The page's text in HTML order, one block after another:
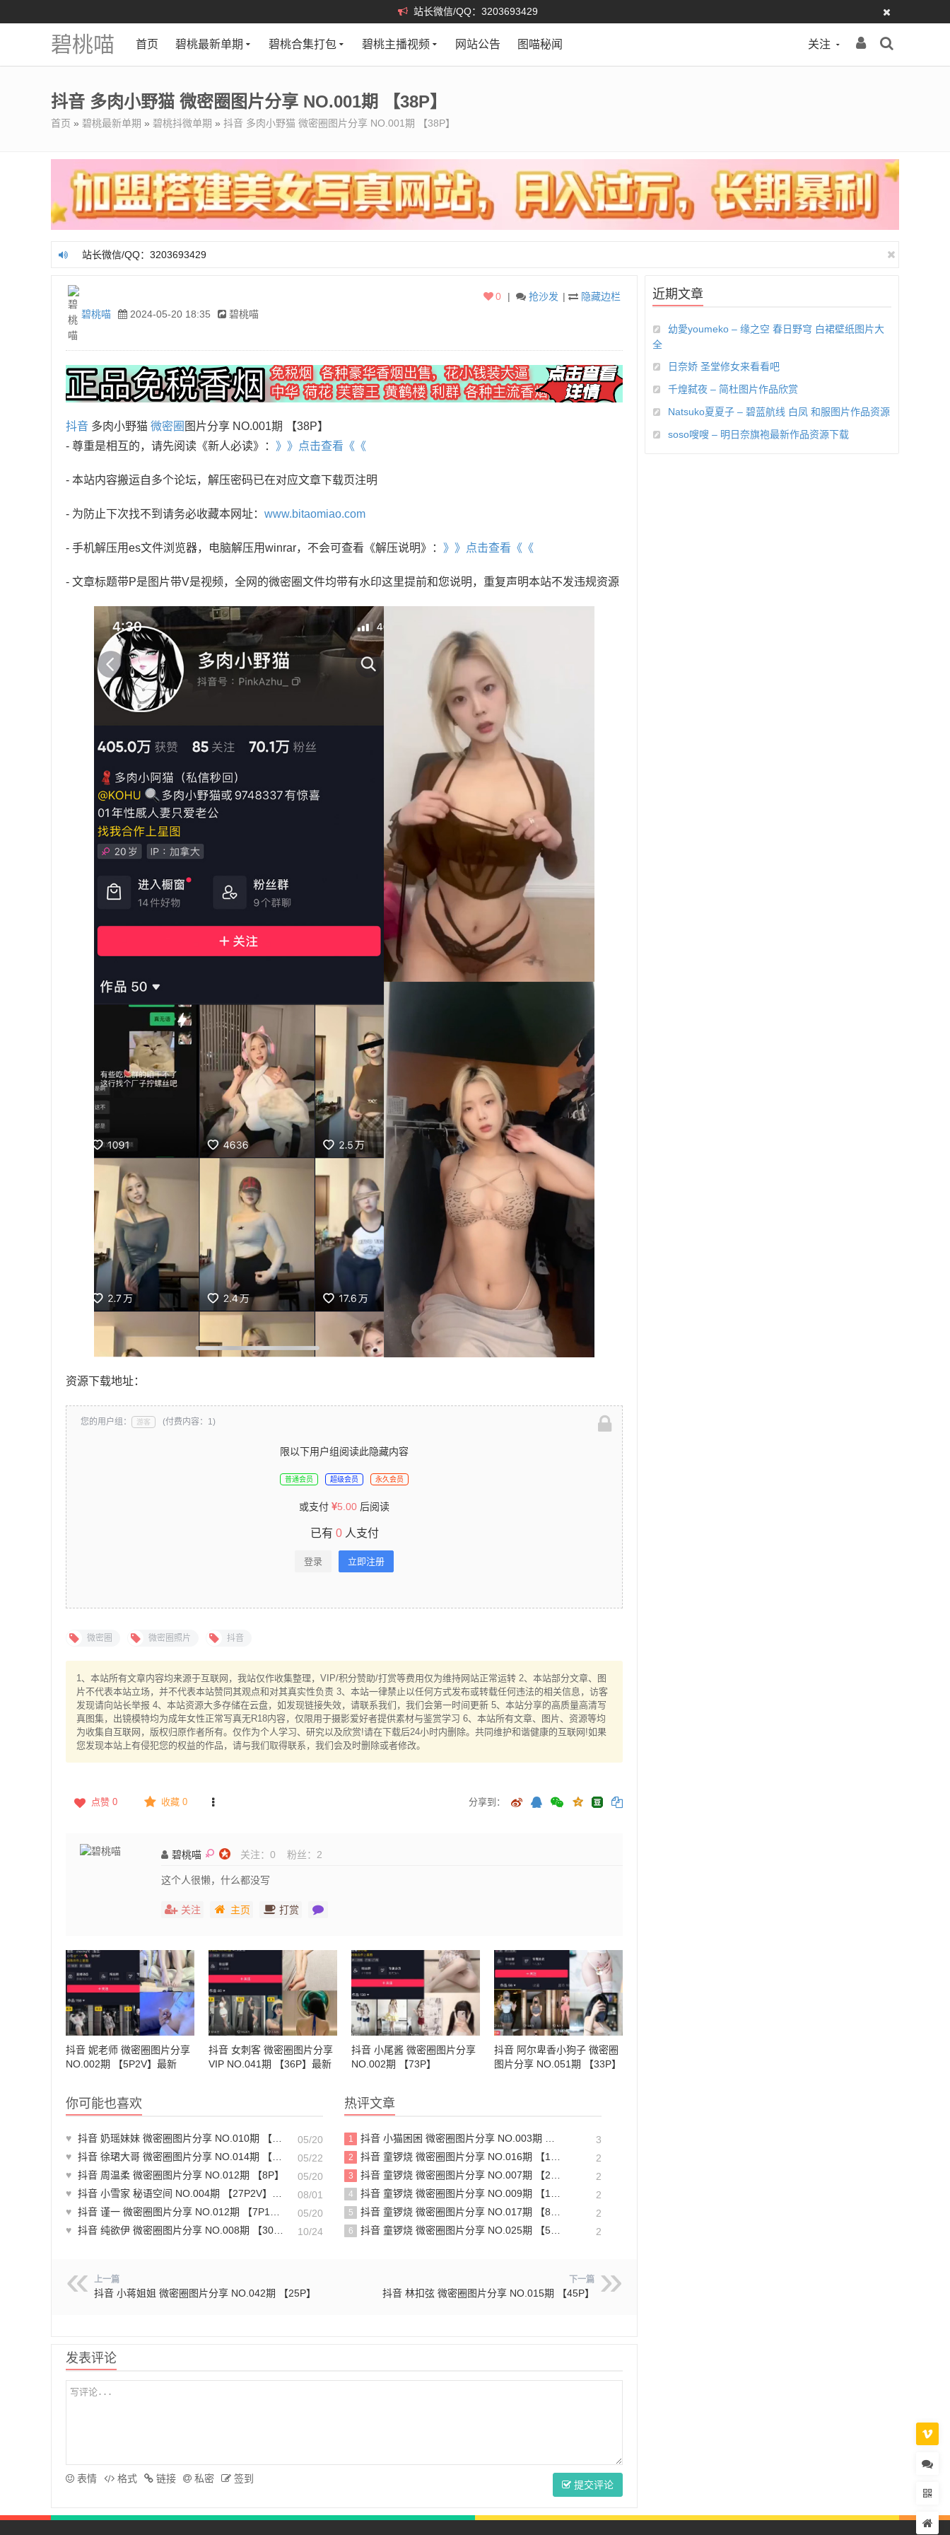
站长微信/QQ：3203693429
碧桃喵 关注
首页 碧桃最新单期 碧桃合集打包 碧桃主播视频 网站公告 图喵秘闻
抖音 多肉小野猫 微密圈图片分享 NO.001期 【38P】
首页 » 碧桃最新单期 » 碧桃抖微单期 » 抖音 多肉小野猫 微密圈图片分享 NO.001期 【38P】
站长微信/QQ：3203693429
碧桃喵 2024-05-20 18:35 碧桃喵
| 隐藏边栏
| 抢沙发
0
抖音 多肉小野猫 微密圈 图片分享 NO.001期 【38P】
- 尊重是相互的，请先阅读《新人必读》： 》》点击查看《《
- 本站内容搬运自多个论坛，解压密码已在对应文章下载页注明
- 为防止下次找不到请务必收藏本网址： www.bitaomiao.com
- 手机解压用es文件浏览器，电脑解压用winrar，不会可查看《解压说明》： 》》点击查看《《
- 文章标题带P是图片带V是视频，全网的微密圈文件均带有水印这里提前和您说明，重复声明本站不发违规资源
资源下载地址：
您的用户组： 游客 (付费内容：1)
限以下用户组阅读此隐藏内容
普通会员 超级会员 永久会员
或支付 5.00 后阅读
已有 0人支付
登录 立即注册
微密圈 微密圈照片 抖音
1、本站所有文章内容均来源于互联网，我站仅作收集整理，VIP/积分赞助/打赏等费用仅为维持网站正常运转 2、本站部分文章、图
片不代表本站立场，并不代表本站赞同其观点和对其真实性负责 3、本站一律禁止以任何方式发布或转载任何违法的相关信息，访客
发现请向站长举报 4、本站资源大多存储在云盘，如发现链接失效，请联系我们，我们会第一时间更新 5、本站分享的高质量高清写
真图集，出镜模特均为成年女性正常写真无R18内容，仅限用于摄影爱好者提供素材与鉴赏学习 6、本站所有文章、图片、资源等均
为收集自互联网，版权归原作者所有。仅作为个人学习、研究以及欣赏!请在下载后24小时内删除。共同维护和谐健康的互联网!如果
您发现本站上有侵犯您的权益的作品，请与我们取得联系，我们会及时删除或者修改。
点赞 0 收藏 0 分享到：
碧桃喵 关注： 0 粉丝： 2
这个人很懒，什么都没写
关注 主页 打赏
抖音 妮老师 微密圈图片分享
NO.002期 【5P2V】最新
抖音 女刺客 微密圈图片分享
VIP NO.041期 【36P】最新
抖音 小尾酱 微密圈图片分享
NO.002期 【73P】
抖音 阿尔卑香小狗子 微密圈
图片分享 NO.051期 【33P】
你可能也喜欢
♥ 抖音 奶瑶妹妹 微密圈图片分享 NO.010期 【7V】
05/20
♥ 抖音 徐珺大哥 微密圈图片分享 NO.014期 【25P】
05/22
♥ 抖音 周温柔 微密圈图片分享 NO.012期 【8P】
05/20
♥ 抖音 小雪家 秘语空间 NO.004期 【27P2V】最新至：2025.7.4
08/01
♥ 抖音 谨一 微密圈图片分享 NO.012期 【7P1V】最新至：2023.6.5
05/20
♥ 抖音 纯欲伊 微密圈图片分享 NO.008期 【30P】最新至：2024.9.19 10/24
热评文章
1 抖音 小猫困困 微密圈图片分享 NO.003期 【23P16V】最新至：2025.1.23 3
2 抖音 童锣烧 微密圈图片分享 NO.016期 【17P12V】最新至：2024.11.12 2
3 抖音 童锣烧 微密圈图片分享 NO.007期 【25P7V】最新至：2023.10.24 2
4 抖音 童锣烧 微密圈图片分享 NO.009期 【13P】最新至：2023.12.28 2
5 抖音 童锣烧 微密圈图片分享 NO.017期 【8P2V】最新至：2204.11.14 2
6 抖音 童锣烧 微密圈图片分享 NO.025期 【5V】最新至：2025.3.12 2
上一篇
抖音 小蒋姐姐 微密圈图片分享 NO.042期 【25P】
下一篇
抖音 林扣弦 微密圈图片分享 NO.015期 【45P】
发表评论
表情 格式 链接 私密 签到
提交评论
近期文章
幼愛youmeko – 缘之空 春日野穹 白裙壁纸图片大
全
日奈娇 圣堂修女来看看吧
千煌弑夜 – 简杜图片作品欣赏
Natsuko夏夏子 – 碧蓝航线 白凤 和服图片作品资源
soso嗖嗖 – 明日奈旗袍最新作品资源下载